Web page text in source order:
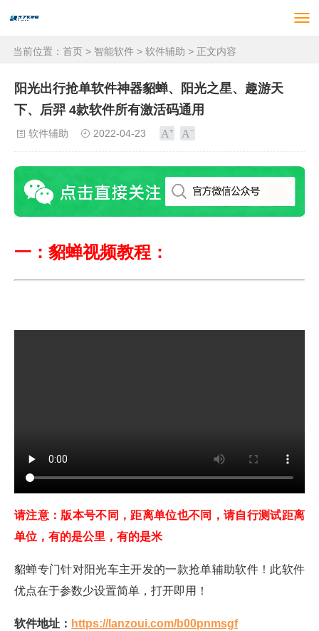
当前位置： 首页 > 智能软件 > 软件辅助 > 正文内容
阳光出行抢单软件神器貂蝉、阳光之星、趣游天
下、后羿 4款软件所有激活码通用
软件辅助 2022-04-23
一：貂蝉视频教程：
请注意：版本号不同，距离单位也不同，请自行测试距离
单位，有的是公里，有的是米
貂蝉专门针对阳光车主开发的一款抢单辅助软件！此软件
优点在于参数少设置简单，打开即用！
软件地址： https://lanzoui.com/b00pnmsgf